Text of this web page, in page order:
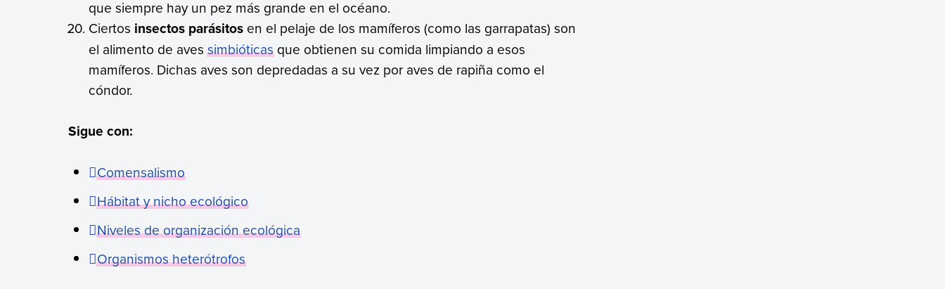
que siempre hay un pez más grande en el océano.
Ciertos insectos parásitos en el pelaje de los mamíferos (como las garrapatas) son
el alimento de avessimbióticasque obtienen su comida limpiando a esos
mamíferos. Dichas aves son depredadas a su vez por aves de rapiña como el
cóndor.
Sigue con:
Comensalismo
Hábitat y nicho ecológico
Niveles de organización ecológica
Organismos heterótrofos